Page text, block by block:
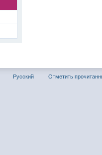
Русский Отметить